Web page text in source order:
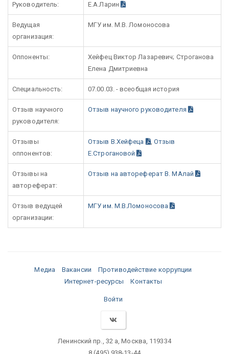
Руководитель: Е.А.Ларин
Ведущая
организация:
МГУ им. М.В. Ломоносова
Оппоненты:
Хейфец Виктор Лазаревич; Строганова
Елена Дмитриевна
Специальность: 07.00.03. - всеобщая история
Отзыв научного
руководителя:
Отзыв научного руководителя
Отзывы
оппонентов:
Отзыв В.Хейфеца , Отзыв
Е.Строгановой
Отзывы на
автореферат:
Отзыв на автореферат В. МАлай
Отзыв ведущей
организации:
МГУ им. М.В.Ломоносова
Медиа Вакансии
Противодействие коррупции
Интернет-ресурсы
Контакты
Войти
Ленинский пр., 32 а, Москва, 119334
8 (495) 938-13-44